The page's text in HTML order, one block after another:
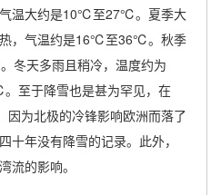
气温大约是10℃至27℃。夏季大
热，气温约是16℃至36℃。秋季
天多雨且稍冷，温度约为
于降雪也是甚为罕见，在
为北极的冷锋影响欧洲而落了
十年没有降雪的记录。此外，
流的影响。